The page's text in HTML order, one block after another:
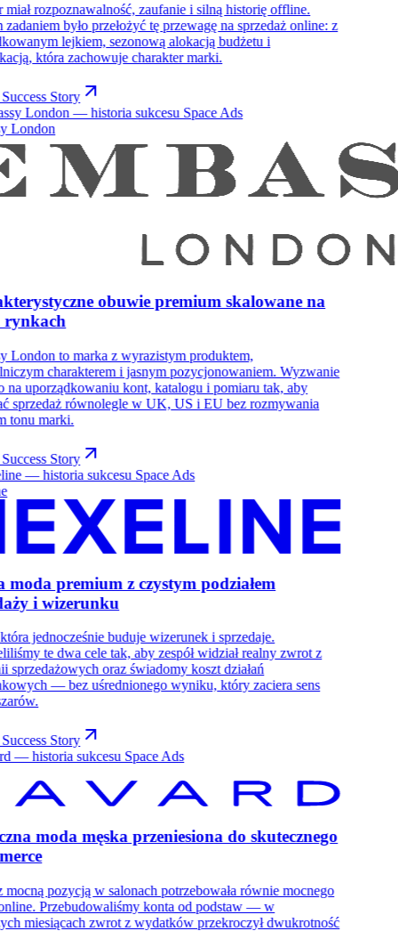
miał rozpoznawalność, zaufanie i silną historię offline.
zadaniem było przełożyć tę przewagę na sprzedaż online: z
lejkiem, sezonową alokacją budżetu i
która zachowuje charakter marki.
Story
London
obuwie premium skalowane na
rynkach
London to marka z wyrazistym produktem,
charakterem i jasnym pozycjonowaniem. Wyzwanie
na uporządkowaniu kont, katalogu i pomiaru tak, aby
sprzedaż równolegle w UK, US i EU bez rozmywania
tonu marki.
Story
moda premium z czystym podziałem
i wizerunku
jednocześnie buduje wizerunek i sprzedaje.
te dwa cele tak, aby zespół widział realny zwrot z
sprzedażowych oraz świadomy koszt działań
— bez uśrednionego wyniku, który zaciera sens
Story
moda męska przeniesiona do skutecznego
mocną pozycją w salonach potrzebowała równie mocnego
Przebudowaliśmy konta od podstaw — w
miesiącach zwrot z wydatków przekroczył dwukrotność